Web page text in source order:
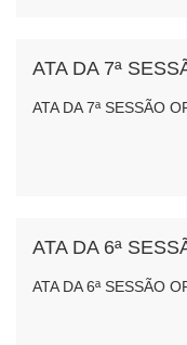
ATA DA 7ª SESSÃO
ATA DA 6ª SESSÃO